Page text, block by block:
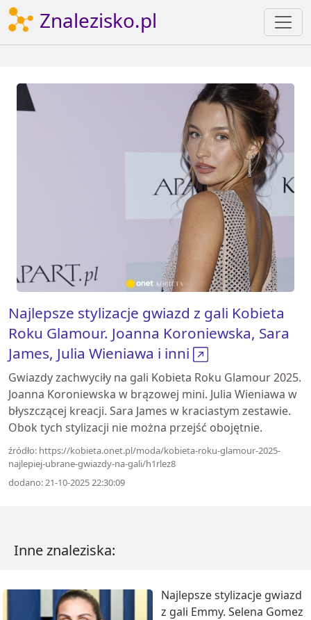
Znalezisko.pl
Najlepsze stylizacje gwiazd z gali Kobieta
Roku Glamour. Joanna Koroniewska, Sara
James, Julia Wieniawa i inni
Gwiazdy zachwyciły na gali Kobieta Roku Glamour 2025.
Joanna Koroniewska w brązowej mini. Julia Wieniawa w
błyszczącej kreacji. Sara James w kraciastym zestawie.
Obok tych stylizacji nie można przejść obojętnie.
źródło: https://kobieta.onet.pl/moda/kobieta-roku-glamour-2025-
najlepiej-ubrane-gwiazdy-na-gali/h1rlez8
dodano: 21-10-2025 22:30:09
Inne znaleziska:
Najlepsze stylizacje gwiazd
z gali Emmy. Selena Gomez